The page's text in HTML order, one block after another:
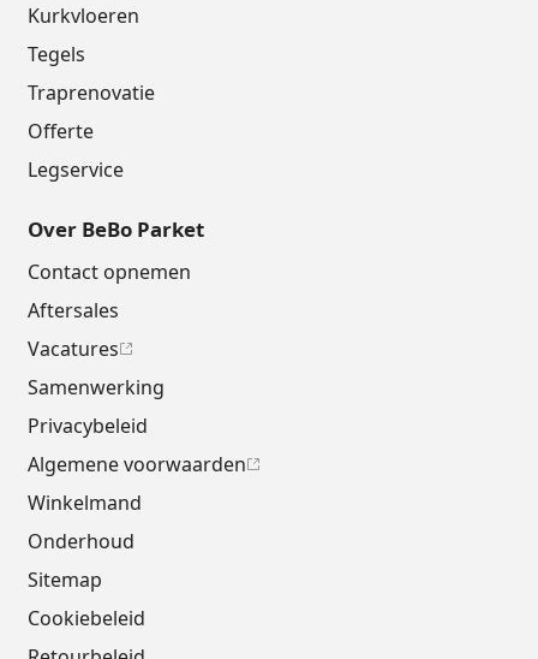
Kurkvloeren
Tegels
Traprenovatie
Offerte
Legservice
Over BeBo Parket
Contact opnemen
Aftersales
Vacatures
Samenwerking
Privacybeleid
Algemene voorwaarden
Winkelmand
Onderhoud
Sitemap
Cookiebeleid